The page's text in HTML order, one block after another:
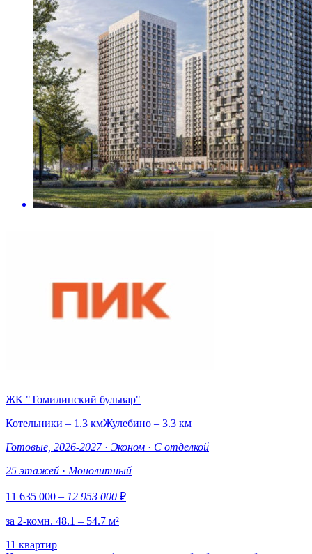
ЖК "Томилинский бульвар"
Котельники – 1.3 кмЖулебино – 3.3 км
Готовые, 2026-2027 · Эконом · С отделкой
25 этажей · Монолитный
11 635 000 – 12 953 000 ₽
за 2-комн. 48.1 – 54.7 м²
11 квартир